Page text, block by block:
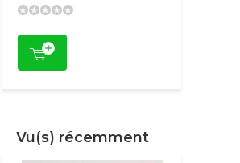
Vu(s) récemment